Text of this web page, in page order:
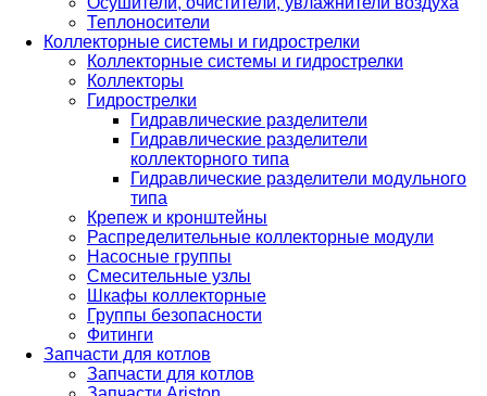
Теплоносители
Коллекторные системы и гидрострелки
Коллекторные системы и гидрострелки
Коллекторы
Гидрострелки
Гидравлические разделители
Гидравлические разделители
коллекторного типа
Гидравлические разделители модульного
типа
Крепеж и кронштейны
Распределительные коллекторные модули
Насосные группы
Смесительные узлы
Шкафы коллекторные
Группы безопасности
Фитинги
Запчасти для котлов
Запчасти для котлов